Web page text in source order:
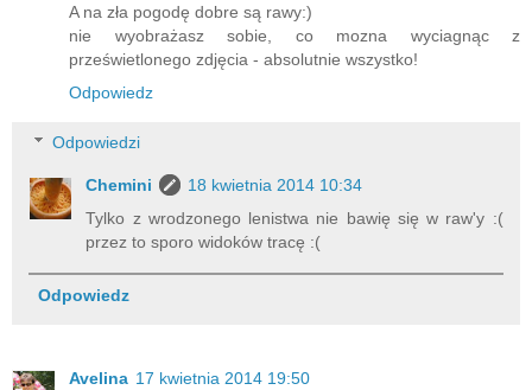
A na zła pogodę dobre są rawy:)
nie wyobrażasz sobie, co mozna wyciagnąc z
prześwietlonego zdjęcia - absolutnie wszystko!
Odpowiedz
Odpowiedzi
Chemini
18 kwietnia 2014 10:34
Tylko z wrodzonego lenistwa nie bawię się w raw'y :(
przez to sporo widoków tracę :(
Odpowiedz
Avelina 17 kwietnia 2014 19:50